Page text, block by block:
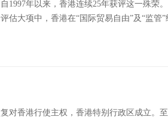
1997年以来，香港连续25年获评这一殊荣
估大项中，香港在“国际贸易自由”及“监管
对香港行使主权，香港特别行政区成立。